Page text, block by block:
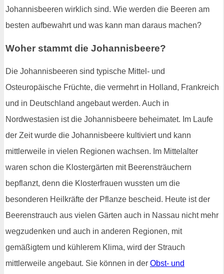
Johannisbeeren wirklich sind. Wie werden die Beeren am
besten aufbewahrt und was kann man daraus machen?
Woher stammt die Johannisbeere?
Die Johannisbeeren sind typische Mittel- und
Osteuropäische Früchte, die vermehrt in Holland, Frankreich
und in Deutschland angebaut werden. Auch in
Nordwestasien ist die Johannisbeere beheimatet. Im Laufe
der Zeit wurde die Johannisbeere kultiviert und kann
mittlerweile in vielen Regionen wachsen. Im Mittelalter
waren schon die Klostergärten mit Beerensträuchern
bepflanzt, denn die Klosterfrauen wussten um die
besonderen Heilkräfte der Pflanze bescheid. Heute ist der
Beerenstrauch aus vielen Gärten auch in Nassau nicht mehr
wegzudenken und auch in anderen Regionen, mit
gemäßigtem und kühlerem Klima, wird der Strauch
mittlerweile angebaut. Sie können in der Obst- und